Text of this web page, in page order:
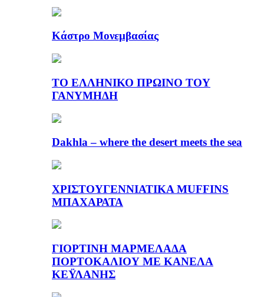
Κάστρο Μονεμβασίας
ΤΟ ΕΛΛΗΝΙΚΟ ΠΡΩΙΝΟ ΤΟΥ
ΓΑΝΥΜΗΔΗ
Dakhla – where the desert meets the sea
ΧΡΙΣΤΟΥΓΕΝΝΙΑΤΙΚΑ MUFFINS
ΜΠΑΧΑΡΑΤΑ
ΓΙΟΡΤΙΝΗ ΜΑΡΜΕΛΑΔΑ
ΠΟΡΤΟΚΑΛΙΟΥ ΜΕ ΚΑΝΕΛΑ
ΚΕΫΛΑΝΗΣ